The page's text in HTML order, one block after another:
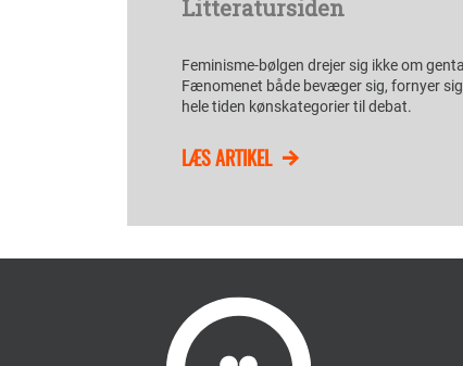
Litteratursiden
Feminisme-bølgen drejer sig ikke om
Fænomenet både bevæger sig, fornyer
hele tiden kønskategorier til debat.
LÆS ARTIKEL